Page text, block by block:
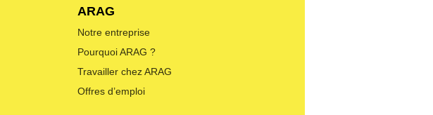
ARAG
Notre entreprise
Pourquoi ARAG ?
Travailler chez ARAG
Offres d’emploi